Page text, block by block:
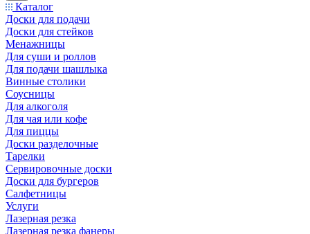
Каталог
Доски для подачи
Доски для стейков
Менажницы
Для суши и роллов
Для подачи шашлыка
Винные столики
Соусницы
Для алкоголя
Для чая или кофе
Для пиццы
Доски разделочные
Тарелки
Сервировочные доски
Доски для бургеров
Салфетницы
Услуги
Лазерная резка
Лазерная резка фанеры